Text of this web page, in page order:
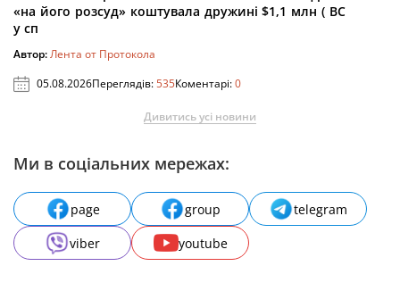
«на його розсуд» коштувала дружині $1,1 млн ( ВС
у сп
Автор:Лента от Протокола
05.08.2026Переглядів:535Коментарі:0
Дивитись усі новини
Ми в соціальних мережах:
page group
telegram
viber
youtube